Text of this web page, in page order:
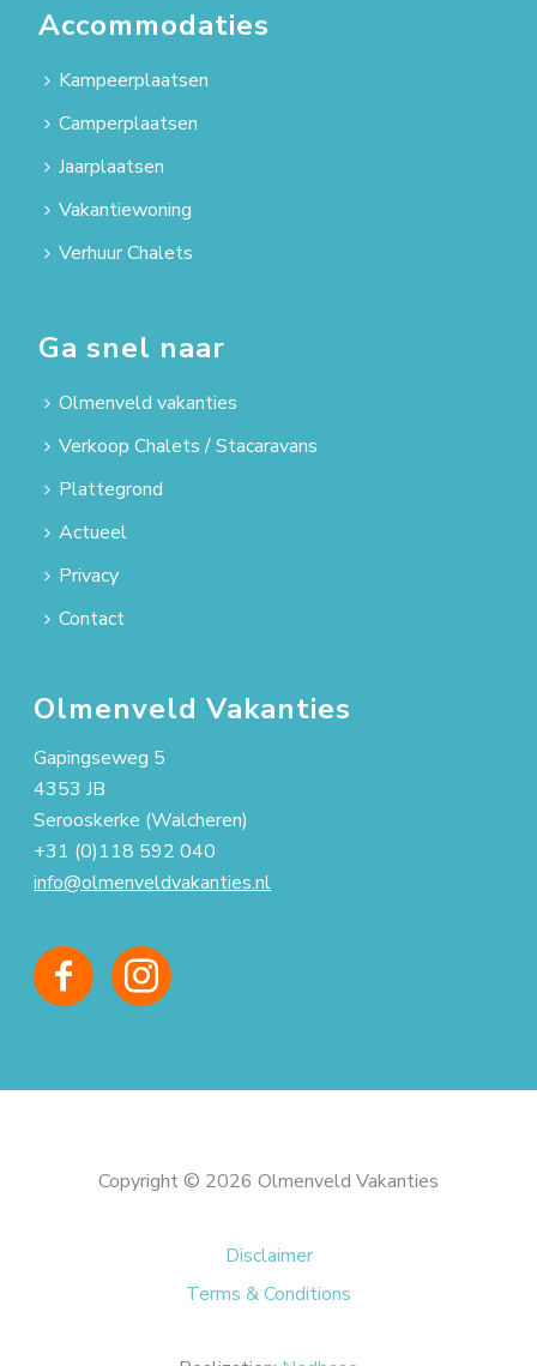
Accommodaties
Kampeerplaatsen
Camperplaatsen
Jaarplaatsen
Vakantiewoning
Verhuur Chalets
Ga snel naar
Olmenveld vakanties
Verkoop Chalets / Stacaravans
Plattegrond
Actueel
Privacy
Contact
Olmenveld Vakanties
Gapingseweg 5
4353 JB
Serooskerke (Walcheren)
+31 (0)118 592 040
info@olmenveldvakanties.nl
Copyright © 2026 Olmenveld Vakanties
Disclaimer
Terms & Conditions